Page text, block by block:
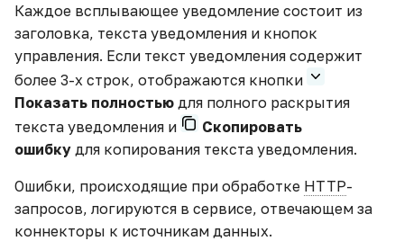
Общий доступ
Наследуемые права
Действия пользователей
Замена модели
Просмотр модели
виджета
Вкладки
Кнопки
Изображения
Текст
Работа с каталогами
Интеграция с ФРНСИ в
сфере здравоохранения
Как встроить виджет в
сайт
Как изменить тип поля
Как построить опорную
линию
Кольцевая диаграмма
Полярная диаграмма
Пузырьковая диаграмма
Тепловая карта
Каждое всплывающее уведомление состоит из
заголовка, текста уведомления и кнопок
управления. Если текст уведомления содержит
более 3-х строк, отображаются кнопки
Показать полностью для полного раскрытия
текста уведомления и
Скопировать
ошибку для копирования текста уведомления.
Ошибки, происходящие при обработке HTTP-
запросов, логируются в сервисе, отвечающем за
коннекторы к источникам данных.